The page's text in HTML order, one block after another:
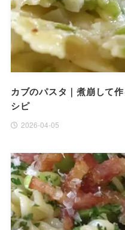
カブのパスタ｜煮崩して
シピ
2026-04-05